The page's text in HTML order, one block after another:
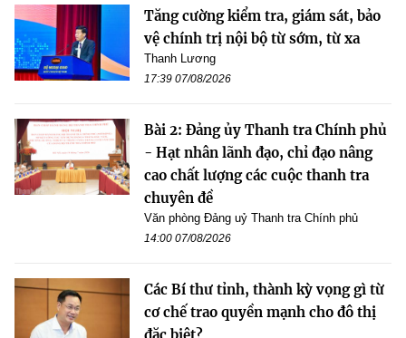
Tăng cường kiểm tra, giám sát, bảo
vệ chính trị nội bộ từ sớm, từ xa
Thanh Lương
17:39 07/08/2026
Bài 2: Đảng ủy Thanh tra Chính phủ
- Hạt nhân lãnh đạo, chỉ đạo nâng
cao chất lượng các cuộc thanh tra
chuyên đề
Văn phòng Đảng uỷ Thanh tra Chính phủ
14:00 07/08/2026
Các Bí thư tỉnh, thành kỳ vọng gì từ
cơ chế trao quyền mạnh cho đô thị
đặc biệt?